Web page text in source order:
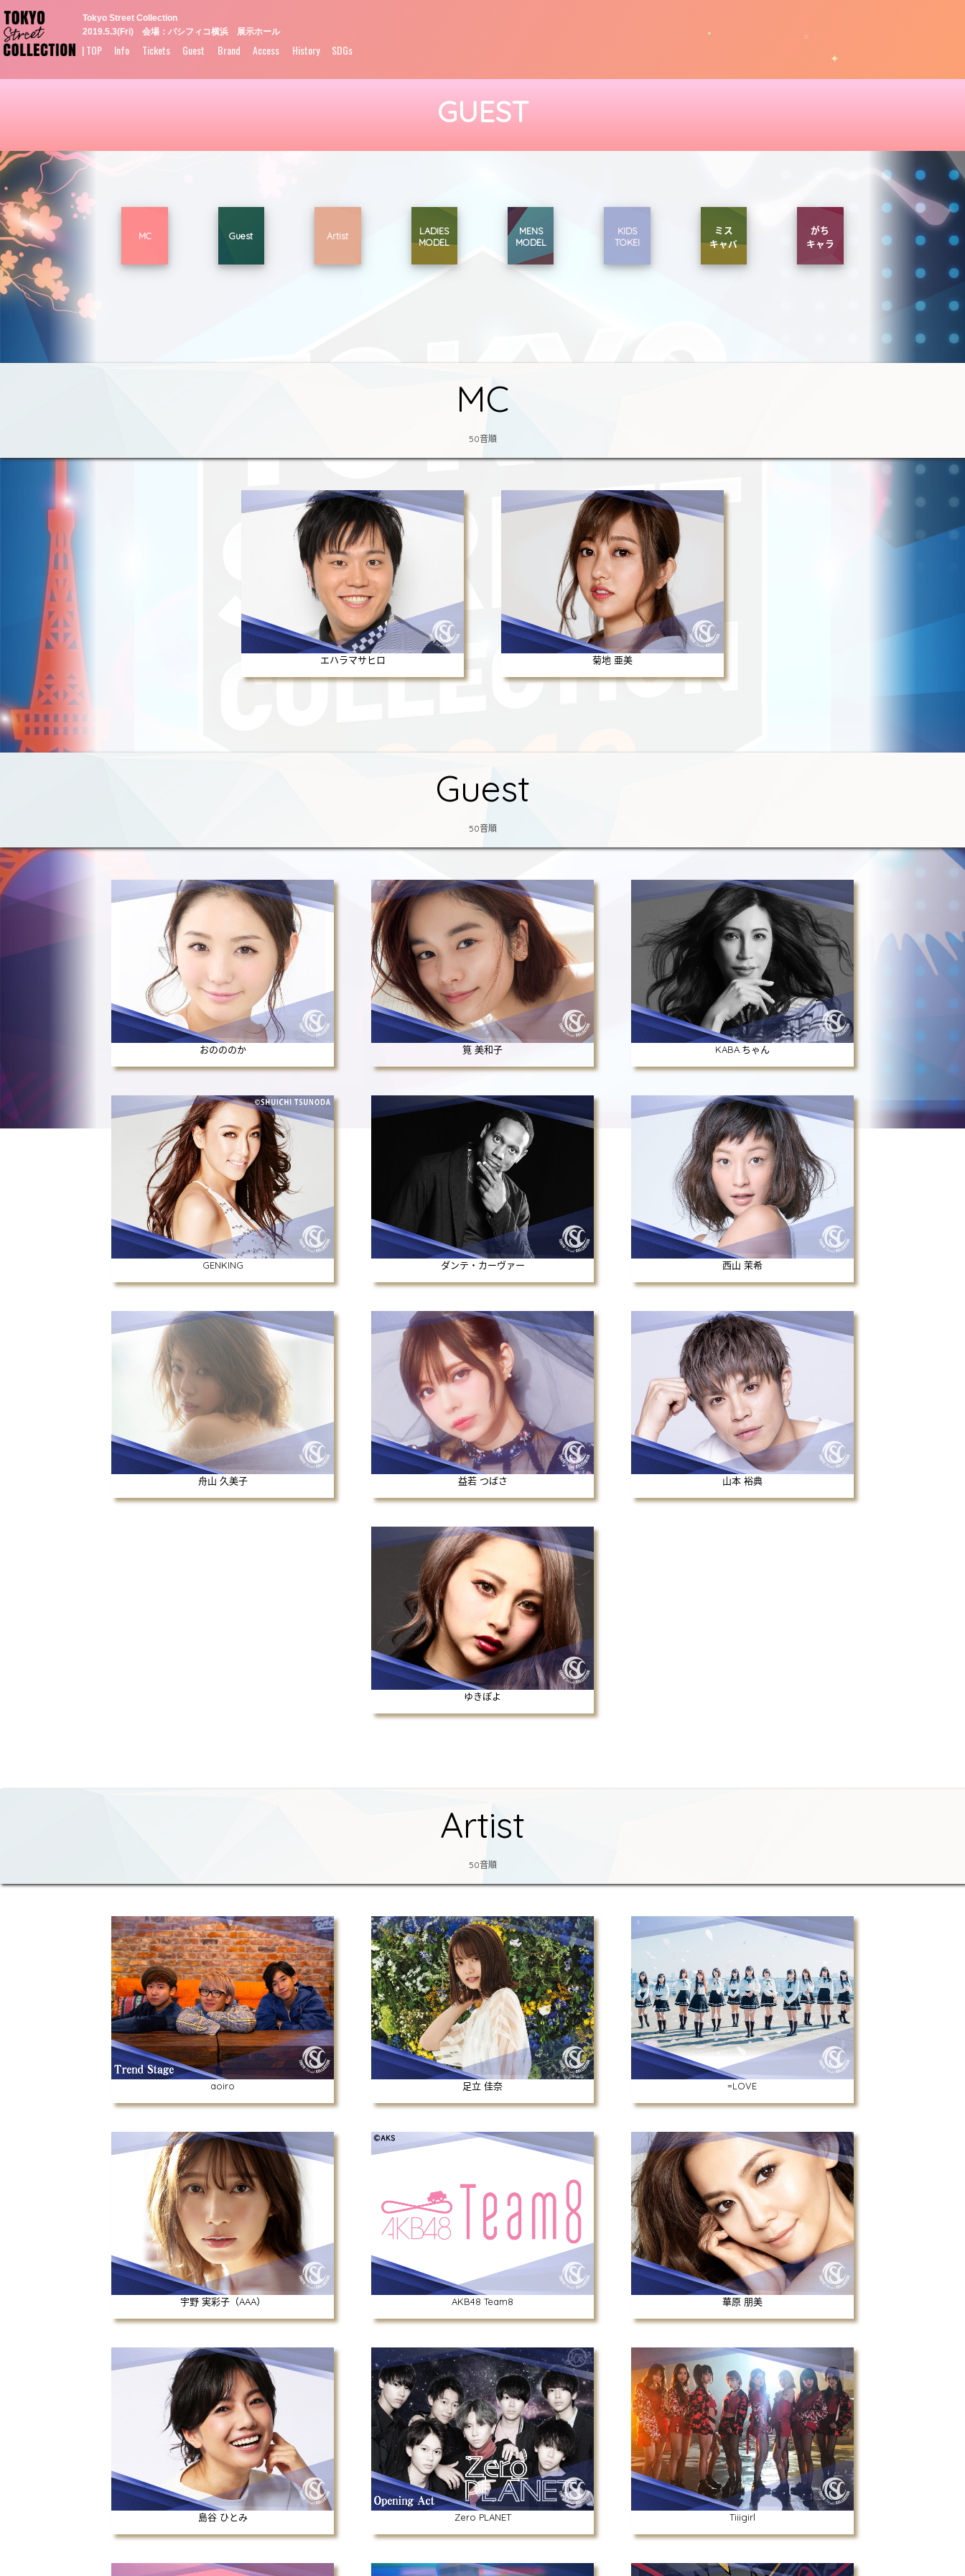
Tokyo Street Collection
2019.5.3(Fri) 会場：パシフィコ横浜 展示ホール
| TOP Info Tickets Guest Brand Access History SDGs
GUEST
MC Guest Artist
LADIES
MODEL
MENS
MODEL
KIDS
TOKEI
ミス
キャバ
がち
キャラ
MC
50音順
エハラマサヒロ 菊地 亜美
Guest
50音順
おのののか 筧 美和子 KABA.ちゃん
GENKING ダンテ・カーヴァー 西山 茉希
舟山 久美子 益若 つばさ 山本 裕典
ゆきぽよ
Artist
50音順
aoiro 足立 佳奈 =LOVE
宇野 実彩子（AAA） AKB48 Team8 華原 朋美
島谷 ひとみ Zero PLANET Tiiigirl